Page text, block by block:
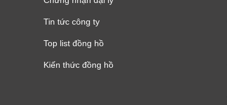
Tin tức công ty
Top list đồng hồ
Kiến thức đồng hồ